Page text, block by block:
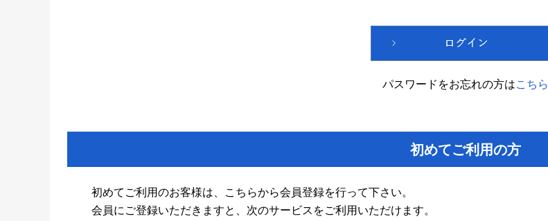
パスワードをお忘れの方はこちら
初めてご利用の方
初めてご利用のお客様は、こちらから会員登録を行って下さい。
会員にご登録いただきますと、次のサービスをご利用いただけます。